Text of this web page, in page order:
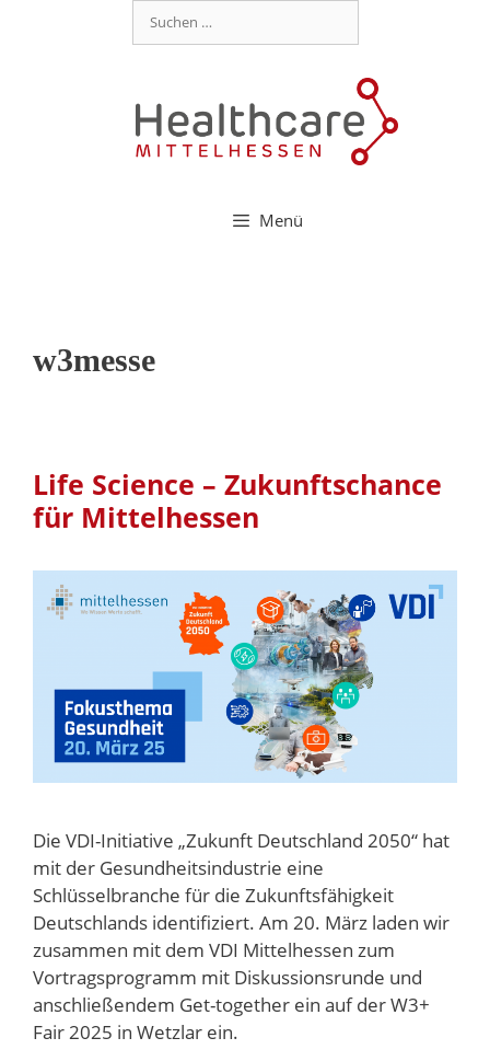
Menü
w3messe
Life Science – Zukunftschance
für Mittelhessen
Die VDI-Initiative „Zukunft Deutschland 2050“ hat
mit der Gesundheitsindustrie eine
Schlüsselbranche für die Zukunftsfähigkeit
Deutschlands identifiziert. Am 20. März laden wir
zusammen mit dem VDI Mittelhessen zum
Vortragsprogramm mit Diskussionsrunde und
anschließendem Get-together ein auf der W3+
Fair 2025 in Wetzlar ein.